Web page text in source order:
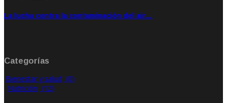
La lucha contra la contaminación del air…
Categorías
Bienestar y salud (0)
Nutrición (12)